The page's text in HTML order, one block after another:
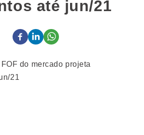
até jun/21